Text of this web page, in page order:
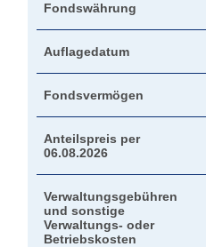
Fondswährung
Auflagedatum
Fondsvermögen
Anteilspreis per
06.08.2026
Verwaltungsgebühren
und sonstige
Verwaltungs- oder
Betriebskosten